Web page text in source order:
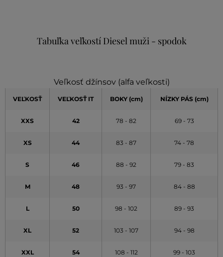
Tabuľka veľkostí Diesel muži - spodok
Veľkosť džínsov (alfa veľkosti)
VEĽKOSŤ VEĽKOSŤ IT BOKY (cm) NÍZKY PÁS (cm)
XXS 42 78 - 82 69 - 73
XS 44 83 - 87 74 - 78
S 46 88 - 92 79 - 83
M 48 93 - 97 84 - 88
L 50 98 - 102 89 - 93
XL 52 103 - 107 94 - 98
XXL 54 108 - 112 99 - 103